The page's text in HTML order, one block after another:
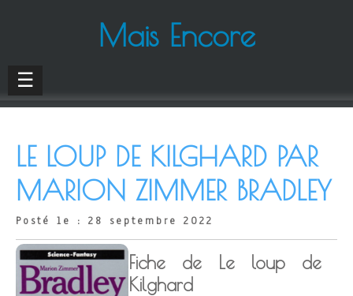
Mais Encore
☰
LE LOUP DE KILGHARD PAR
MARION ZIMMER BRADLEY
Posté le : 28 septembre 2022
Fiche de Le loup de
Kilghard